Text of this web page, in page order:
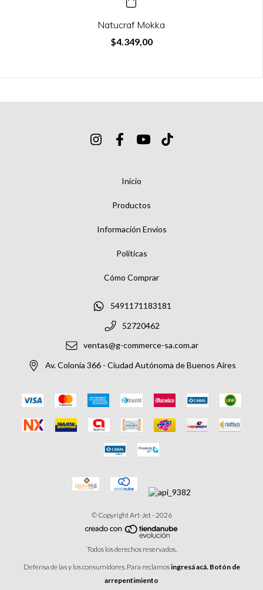
Natucraf Mokka
$4.349,00
Inicio
Productos
Información Envíos
Políticas
Cómo Comprar
5491171183181
52720462
ventas@g-commerce-sa.com.ar
Av. Colonia 366 - Ciudad Autónoma de Buenos Aires
© Copyright Art-Jet - 2026
Todos los derechos reservados.
Defensa de las y los consumidores. Para reclamosingresá acá. Botón de
arrepentimiento